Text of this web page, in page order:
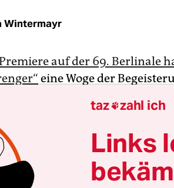
Wintermayr
auf der 69. Berlinale
eine Woge der
als absehbar. Die Geschichte
durch alle sozialen
einen solchen Rummel
Spielfilmdebüt, die junge
taz zahl ich
Links